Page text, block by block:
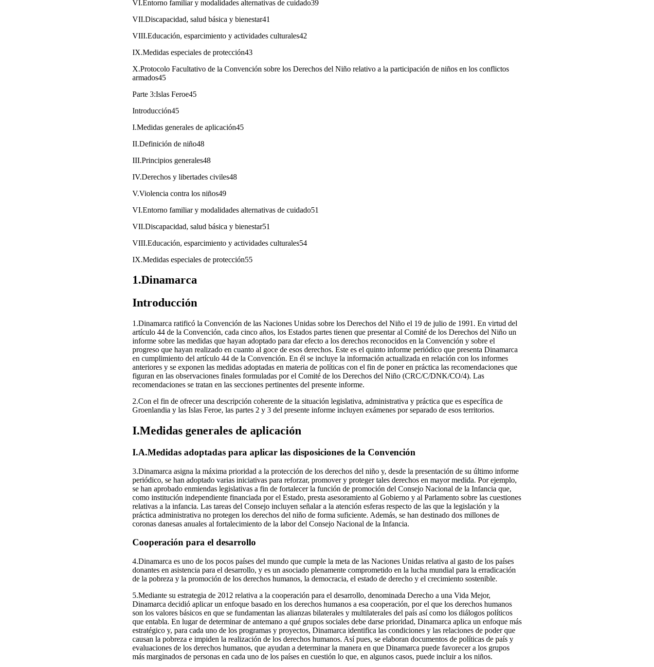
VI.Entorno familiar y modalidades alternativas de cuidado39
VII.Discapacidad, salud básica y bienestar41
VIII.Educación, esparcimiento y actividades culturales42
IX.Medidas especiales de protección43
X.Protocolo Facultativo de la Convención sobre los Derechos del Niño relativo a la participación de niños en los conflictos
armados45
Parte 3:Islas Feroe45
Introducción45
I.Medidas generales de aplicación45
II.Definición de niño48
III.Principios generales48
IV.Derechos y libertades civiles48
V.Violencia contra los niños49
VI.Entorno familiar y modalidades alternativas de cuidado51
VII.Discapacidad, salud básica y bienestar51
VIII.Educación, esparcimiento y actividades culturales54
IX.Medidas especiales de protección55
1.Dinamarca
Introducción
1.Dinamarca ratificó la Convención de las Naciones Unidas sobre los Derechos del Niño el 19 de julio de 1991. En virtud del
artículo 44 de la Convención, cada cinco años, los Estados partes tienen que presentar al Comité de los Derechos del Niño un
informe sobre las medidas que hayan adoptado para dar efecto a los derechos reconocidos en la Convención y sobre el
progreso que hayan realizado en cuanto al goce de esos derechos. Este es el quinto informe periódico que presenta Dinamarca
en cumplimiento del artículo 44 de la Convención. En él se incluye la información actualizada en relación con los informes
anteriores y se exponen las medidas adoptadas en materia de políticas con el fin de poner en práctica las recomendaciones que
figuran en las observaciones finales formuladas por el Comité de los Derechos del Niño (CRC/C/DNK/CO/4). Las
recomendaciones se tratan en las secciones pertinentes del presente informe.
2.Con el fin de ofrecer una descripción coherente de la situación legislativa, administrativa y práctica que es específica de
Groenlandia y las Islas Feroe, las partes 2 y 3 del presente informe incluyen exámenes por separado de esos territorios.
I.Medidas generales de aplicación
I.A.Medidas adoptadas para aplicar las disposiciones de la Convención
3.Dinamarca asigna la máxima prioridad a la protección de los derechos del niño y, desde la presentación de su último informe
periódico, se han adoptado varias iniciativas para reforzar, promover y proteger tales derechos en mayor medida. Por ejemplo,
se han aprobado enmiendas legislativas a fin de fortalecer la función de promoción del Consejo Nacional de la Infancia que,
como institución independiente financiada por el Estado, presta asesoramiento al Gobierno y al Parlamento sobre las cuestiones
relativas a la infancia. Las tareas del Consejo incluyen señalar a la atención esferas respecto de las que la legislación y la
práctica administrativa no protegen los derechos del niño de forma suficiente. Además, se han destinado dos millones de
coronas danesas anuales al fortalecimiento de la labor del Consejo Nacional de la Infancia.
Cooperación para el desarrollo
4.Dinamarca es uno de los pocos países del mundo que cumple la meta de las Naciones Unidas relativa al gasto de los países
donantes en asistencia para el desarrollo, y es un asociado plenamente comprometido en la lucha mundial para la erradicación
de la pobreza y la promoción de los derechos humanos, la democracia, el estado de derecho y el crecimiento sostenible.
5.Mediante su estrategia de 2012 relativa a la cooperación para el desarrollo, denominada Derecho a una Vida Mejor,
Dinamarca decidió aplicar un enfoque basado en los derechos humanos a esa cooperación, por el que los derechos humanos
son los valores básicos en que se fundamentan las alianzas bilaterales y multilaterales del país así como los diálogos políticos
que entabla. En lugar de determinar de antemano a qué grupos sociales debe darse prioridad, Dinamarca aplica un enfoque más
estratégico y, para cada uno de los programas y proyectos, Dinamarca identifica las condiciones y las relaciones de poder que
causan la pobreza e impiden la realización de los derechos humanos. Así pues, se elaboran documentos de políticas de país y
evaluaciones de los derechos humanos, que ayudan a determinar la manera en que Dinamarca puede favorecer a los grupos
más marginados de personas en cada uno de los países en cuestión lo que, en algunos casos, puede incluir a los niños.